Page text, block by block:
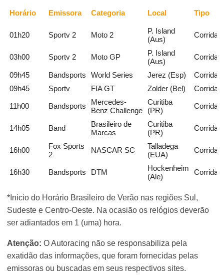
Horário Emissora Categoria Local Tipo
01h20 Sportv 2 Moto 2
P. Island
(Aus)
Corrida
03h00 Sportv 2 Moto GP
P. Island
(Aus)
Corrida
09h45 Bandsports World Series Jerez (Esp)
Corridas
09h45
Sportv FIA GT Zolder (Bel) Corrida 2
11h00 Bandsports
Mercedes-
Benz Challenge
Curitiba
(PR)
Corrida
14h05 Band
Brasileiro de
Marcas
Curitiba
(PR)
Corrida 2
16h00
Fox Sports
2
NASCAR SC
Talladega
(EUA)
Corrida
16h30 Bandsports DTM
Hockenheim
(Ale)
Corrida
*Inicio do Horário Brasileiro de Verão nas regiões Sul,
Sudeste e Centro-Oeste. Na ocasião os relógios deverão
ser adiantados em 1 (uma) hora.
Atenção: O Autoracing não se responsabiliza pela
exatidão das informações, que foram fornecidas pelas
emissoras ou buscadas em seus respectivos sites.